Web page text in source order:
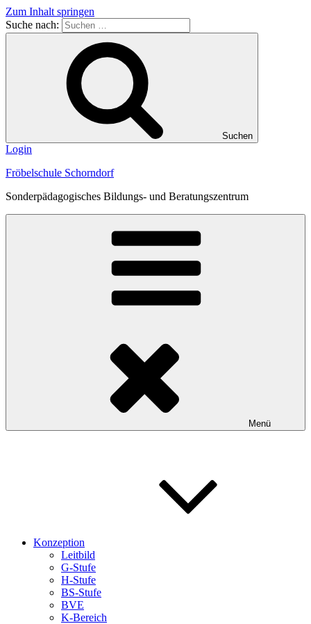
Zum Inhalt springen
Suche nach:
Suchen
Login
Fröbelschule Schorndorf
Sonderpädagogisches Bildungs- und Beratungszentrum
Menü
Konzeption
Leitbild
G-Stufe
H-Stufe
BS-Stufe
BVE
K-Bereich